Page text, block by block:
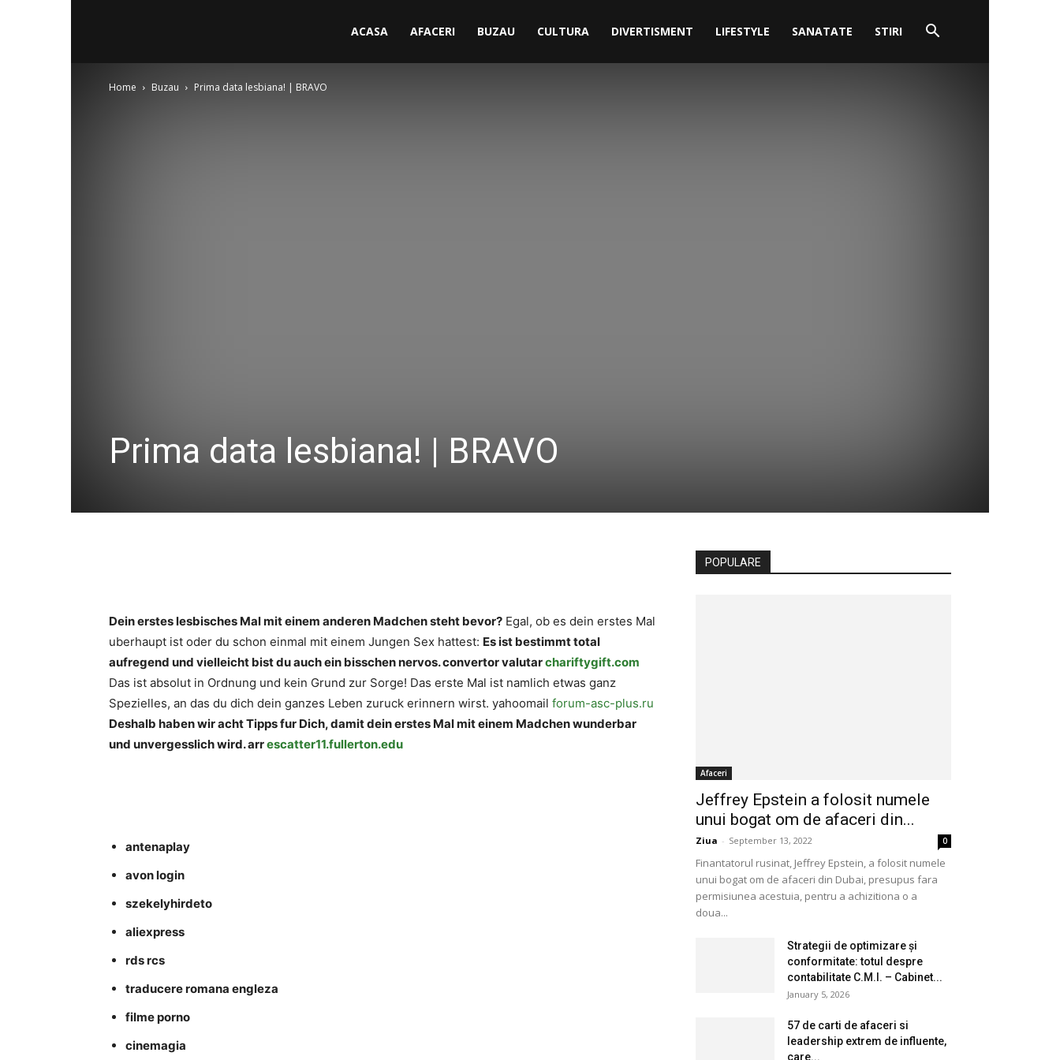
ACASA AFACERI BUZAU CULTURA DIVERTISMENT LIFESTYLE SANATATE STIRI
Home Buzau Prima data lesbiana! | BRAVO
Prima data lesbiana! | BRAVO
Dein erstes lesbisches Mal mit einem anderen Madchen steht bevor? Egal, ob es dein erstes Mal
uberhaupt ist oder du schon einmal mit einem Jungen Sex hattest: Es ist bestimmt total
aufregend und vielleicht bist du auch ein bisschen nervos. convertor valutarchariftygift.com
Das ist absolut in Ordnung und kein Grund zur Sorge! Das erste Mal ist namlich etwas ganz
Spezielles, an das du dich dein ganzes Leben zuruck erinnern wirst. yahoomail forum-asc-plus.ru
Deshalb haben wir acht Tipps fur Dich, damit dein erstes Mal mit einem Madchen wunderbar
und unvergesslich wird. arrescatter11.fullerton.edu
antenaplay
avon login
szekelyhirdeto
aliexpress
rds rcs
traducere romana engleza
filme porno
cinemagia
POPULARE
Afaceri
Jeffrey Epstein a folosit numele
unui bogat om de afaceri din...
Ziua - September 13, 2022 0
Finantatorul rusinat, Jeffrey Epstein, a folosit numele
unui bogat om de afaceri din Dubai, presupus fara
permisiunea acestuia, pentru a achizitiona o a
doua...
Strategii de optimizare și
conformitate: totul despre
contabilitate C.M.I. – Cabinet...
January 5, 2026
57 de carti de afaceri si
leadership extrem de influente,
care...